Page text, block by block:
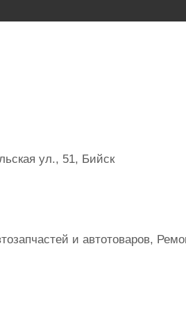
ул., 51, Бийск
и автотоваров,